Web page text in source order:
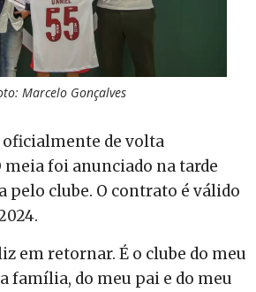
Marcelo Gonçalves
de volta
meia foi anunciado na tarde
pelo clube. O contrato é válido
em retornar. É o clube do meu
família, do meu pai e do meu